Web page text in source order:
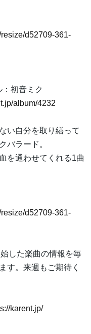
d52709-361-
初音ミク
album/4232
い自分を取り繕って
バラード。
を通わせてくれる1曲
d52709-361-
した楽曲の情報を毎
す。来週もご期待く
karent.jp/